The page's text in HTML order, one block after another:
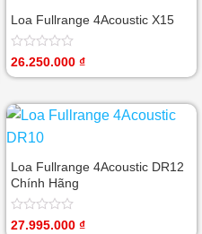
Loa Fullrange 4Acoustic X15
Được
5
sao
26.250.000 ₫
Loa Fullrange 4Acoustic DR12
Chính Hãng
Được
27.995.000 ₫